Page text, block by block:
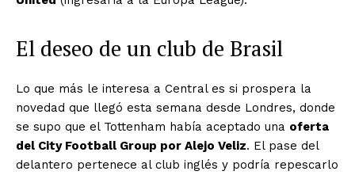
El deseo de un club de Brasil
Lo que más le interesa a Central es si prospera la
novedad que llegó esta semana desde Londres, donde
se supo que el Tottenham había aceptado una oferta
del City Football Group por Alejo Veliz. El pase del
delantero pertenece al club inglés y podría repescarlo